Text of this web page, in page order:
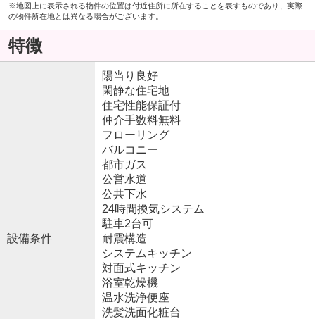
※地図上に表示される物件の位置は付近住所に所在することを表すものであり、実際
の物件所在地とは異なる場合がございます。
特徴
設備条件
陽当り良好
閑静な住宅地
住宅性能保証付
仲介手数料無料
フローリング
バルコニー
都市ガス
公営水道
公共下水
24時間換気システム
駐車2台可
耐震構造
システムキッチン
対面式キッチン
浴室乾燥機
温水洗浄便座
洗髪洗面化粧台